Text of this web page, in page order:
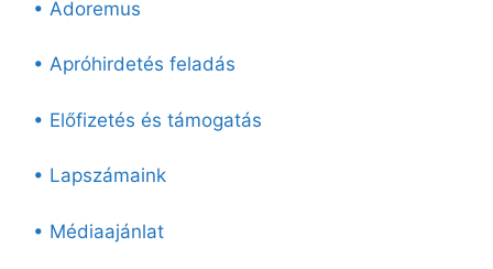
• Adoremus
• Apróhirdetés feladás
• Előfizetés és támogatás
• Lapszámaink
• Médiaajánlat